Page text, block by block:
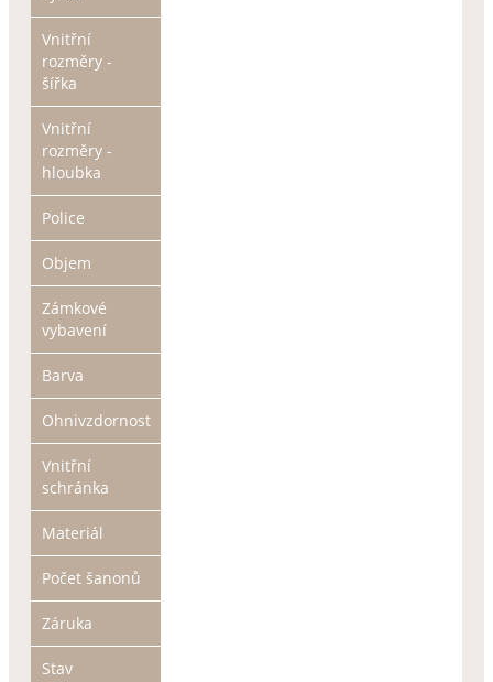
Vnitřní
rozměry -
šířka
Vnitřní
rozměry -
hloubka
Police
Objem
Zámkové
vybavení
Barva
Ohnivzdornost
Vnitřní
schránka
Materiál
Počet šanonů
Záruka
Stav